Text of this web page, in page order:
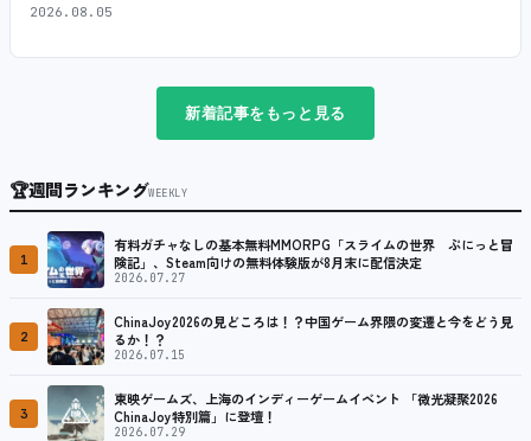
2026.08.05
新着記事をもっと見る
🏆週間ランキングWEEKLY
1
有料ガチャなしの基本無料MMORPG「スライムの世界 ぷにっと冒
険記」、Steam向けの無料体験版が8月末に配信決定
2026.07.27
2
ChinaJoy2026の見どころは！？中国ゲーム界隈の変遷と今をどう見
るか！？
2026.07.15
3
東映ゲームズ、上海のインディーゲームイベント 「微光凝聚2026
ChinaJoy特別篇」に登壇！
2026.07.29